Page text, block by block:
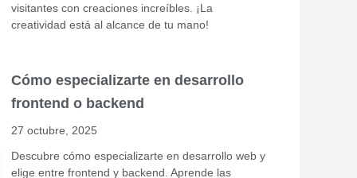
visitantes con creaciones increíbles. ¡La
creatividad está al alcance de tu mano!
Cómo especializarte en desarrollo
frontend o backend
27 octubre, 2025
Descubre cómo especializarte en desarrollo web y
elige entre frontend y backend. Aprende las